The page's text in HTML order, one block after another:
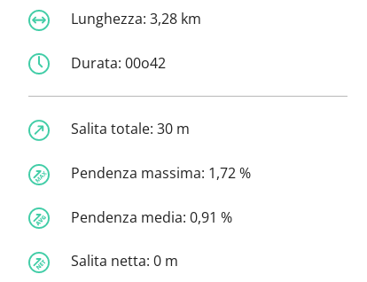
Lunghezza: 3,28 km
Durata: 00o42
Salita totale: 30 m
Pendenza massima: 1,72 %
Pendenza media: 0,91 %
Salita netta: 0 m